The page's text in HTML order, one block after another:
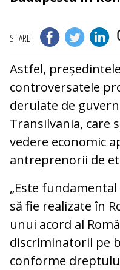
SHARE
Astfel,
controversatele
derulate de
Transilvania, care
vedere economic
antreprenorii de
„Este
să fie realizate în
unui acord al
discriminatorii pe
conforme